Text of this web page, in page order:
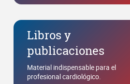
Libros y
publicaciones
Material indispensable para el
profesional cardiológico.